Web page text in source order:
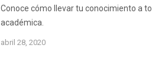
Conoce cómo llevar tu conocimiento a
académica.
abril 28, 2020